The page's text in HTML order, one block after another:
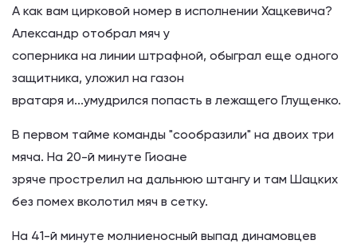
А как вам цирковой номер в исполнении Хацкевича?
Александр отобрал мяч у
соперника на линии штрафной, обыграл еще одного
защитника, уложил на газон
вратаря и...умудрился попасть в лежащего Глущенко.
В первом тайме команды "сообразили" на двоих три
мяча. На 20-й минуте Гиоане
зряче прострелил на дальнюю штангу и там Шацких
без помех вколотил мяч в сетку.
На 41-й минуте молниеносный выпад динамовцев